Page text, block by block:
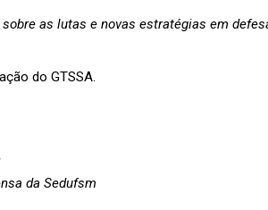
sobre as lutas e novas estratégias em
do GTSSA.
da Sedufsm